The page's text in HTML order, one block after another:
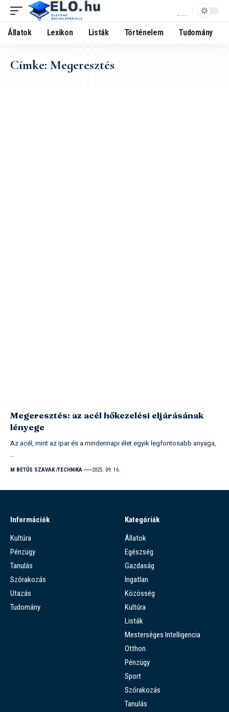
Állatok Lexikon Listák Történelem Tudomány
Címke:Megeresztés
Megeresztés: az acél hőkezelési eljárásának
lényege
Az acél, mint az ipar és a mindennapi élet egyik legfontosabb anyaga,
…
M BETŰS SZAVAK TECHNIKA 2025. 09. 16.
Információk
Kultúra
Pénzügy
Tanulás
Szórakozás
Utazás
Tudomány
Kategóriák
Állatok
Egészség
Gazdaság
Ingatlan
Közösség
Kultúra
Listák
Mesterséges Intelligencia
Otthon
Pénzügy
Sport
Szórakozás
Tanulás